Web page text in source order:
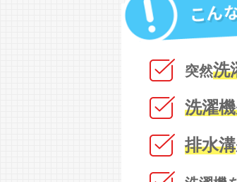
突然洗
洗濯機
排水溝